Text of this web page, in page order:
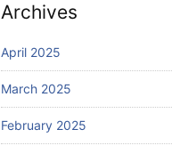
Archives
April 2025
March 2025
February 2025